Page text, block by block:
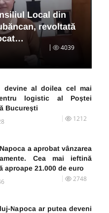
Local din
revoltată
4039
devine al doilea cel mai
logistic al Poștei
București
1212
a aprobat vânzarea
Cea mai ieftină
aproape 21.000 de euro
2748
Napoca ar putea deveni